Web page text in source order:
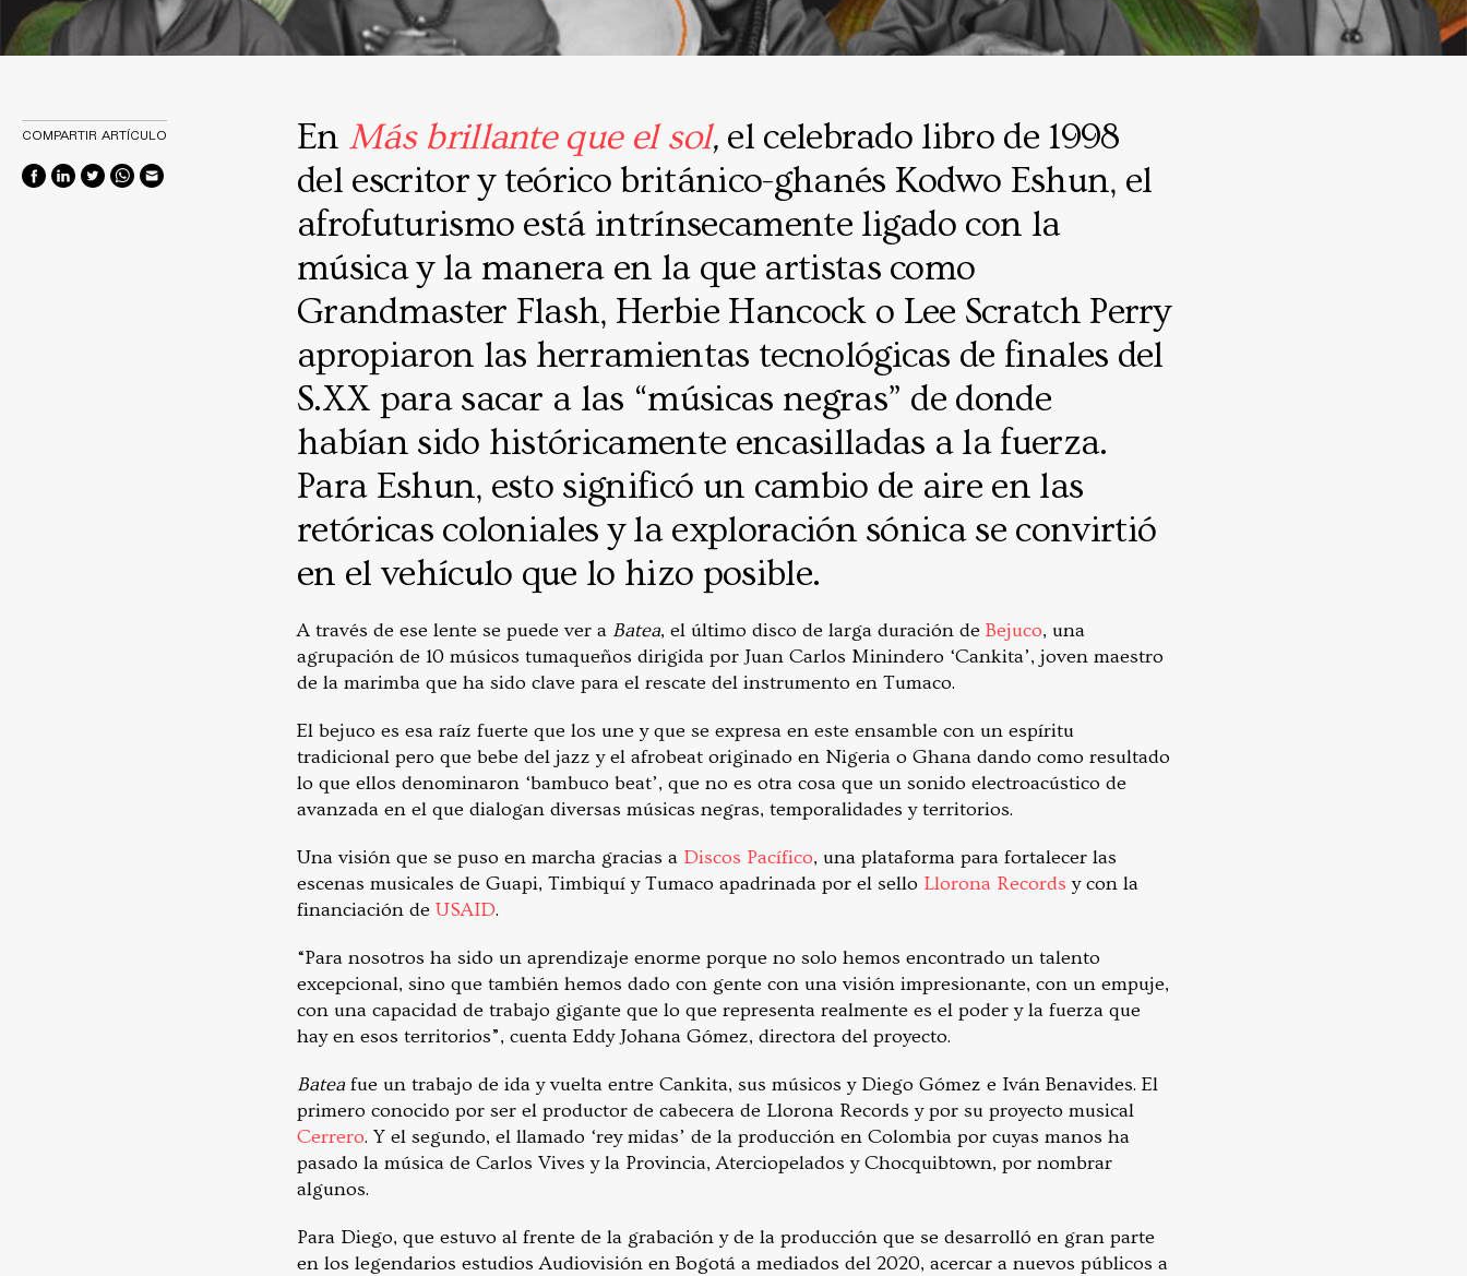
En Más brillante que el sol, el celebrado libro de 1998
del escritor y teórico británico-ghanés Kodwo Eshun, el
afrofuturismo está intrínsecamente ligado con la
música y la manera en la que artistas como
Grandmaster Flash, Herbie Hancock o Lee Scratch Perry
apropiaron las herramientas tecnológicas de finales del
S.XX para sacar a las “músicas negras” de donde
habían sido históricamente encasilladas a la fuerza.
Para Eshun, esto significó un cambio de aire en las
retóricas coloniales y la exploración sónica se convirtió
en el vehículo que lo hizo posible.
A través de ese lente se puede ver a Batea, el último disco de larga duración de Bejuco, una
agrupación de 10 músicos tumaqueños dirigida por Juan Carlos Minindero ‘Cankita’, joven maestro
de la marimba que ha sido clave para el rescate del instrumento en Tumaco.
El bejuco es esa raíz fuerte que los une y que se expresa en este ensamble con un espíritu
tradicional pero que bebe del jazz y el afrobeat originado en Nigeria o Ghana dando como resultado
lo que ellos denominaron ‘bambuco beat’, que no es otra cosa que un sonido electroacústico de
avanzada en el que dialogan diversas músicas negras, temporalidades y territorios.
Una visión que se puso en marcha gracias a Discos Pacífico, una plataforma para fortalecer las
escenas musicales de Guapi, Timbiquí y Tumaco apadrinada por el sello Llorona Records y con la
financiación de USAID.
“Para nosotros ha sido un aprendizaje enorme porque no solo hemos encontrado un talento
excepcional, sino que también hemos dado con gente con una visión impresionante, con un empuje,
con una capacidad de trabajo gigante que lo que representa realmente es el poder y la fuerza que
hay en esos territorios”, cuenta Eddy Johana Gómez, directora del proyecto.
Batea fue un trabajo de ida y vuelta entre Cankita, sus músicos y Diego Gómez e Iván Benavides. El
primero conocido por ser el productor de cabecera de Llorona Records y por su proyecto musical
Cerrero. Y el segundo, el llamado ‘rey midas’ de la producción en Colombia por cuyas manos ha
pasado la música de Carlos Vives y la Provincia, Aterciopelados y Chocquibtown, por nombrar
algunos.
Para Diego, que estuvo al frente de la grabación y de la producción que se desarrolló en gran parte
en los legendarios estudios Audiovisión en Bogotá a mediados del 2020, acercar a nuevos públicos a
COMPARTIR ARTÍCULO